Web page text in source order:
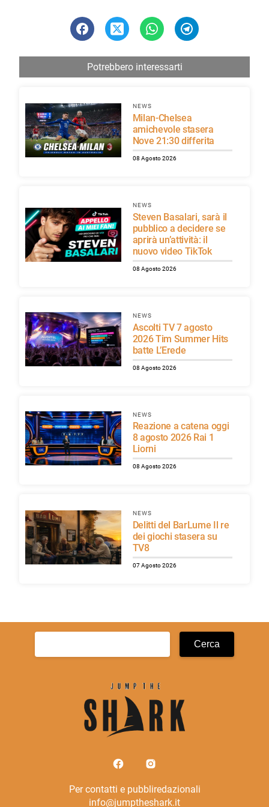
Potrebbero interessarti
NEWS
Milan-Chelsea
amichevole stasera
Nove 21:30 differita
08 Agosto 2026
NEWS
Steven Basalari, sarà il
pubblico a decidere se
aprirà un’attività: il
nuovo video TikTok
08 Agosto 2026
NEWS
Ascolti TV 7 agosto
2026 Tim Summer Hits
batte L’Erede
08 Agosto 2026
NEWS
Reazione a catena oggi
8 agosto 2026 Rai 1
Liorni
08 Agosto 2026
NEWS
Delitti del BarLume Il re
dei giochi stasera su
TV8
07 Agosto 2026
Per contatti e pubbliredazionali
info@jumptheshark.it